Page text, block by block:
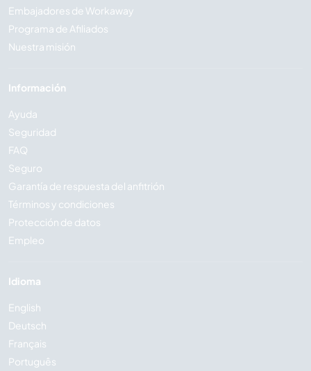
Embajadores de Workaway
Programa de Afiliados
Nuestra misión
Información
Ayuda
Seguridad
FAQ
Seguro
Garantía de respuesta del anfitrión
Términos y condiciones
Protección de datos
Empleo
Idioma
English
Deutsch
Français
Português